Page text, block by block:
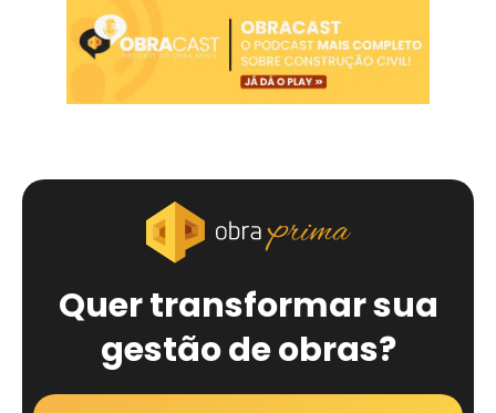
Quer transformar sua
gestão de obras?